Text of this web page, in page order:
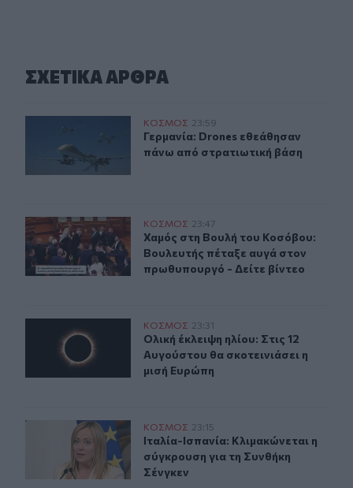
ΣΧΕΤΙΚA AΡΘΡΑ
Γερμανία: Drones εθεάθησαν πάνω από στρατιωτική
ΚΟΣΜΟΣ 23:59
Γερμανία: Drones εθεάθησαν πάνω
Γερμανία: Drones εθεάθησαν
πάνω από στρατιωτική βάση
Χαμός στη Βουλή του Κοσόβου: Βουλευτής πέταξε
ΚΟΣΜΟΣ 23:47
Χαμός στη Βουλή του Κοσόβου:
Χαμός στη Βουλή του Κοσόβου:
Βουλευτής πέταξε αυγά στον
πρωθυπουργό - Δείτε βίντεο
Ολική έκλειψη ηλίου: Στις 12 Αυγούστου θα
ΚΟΣΜΟΣ 23:31
Ολική έκλειψη ηλίου: Στις 12
Ολική έκλειψη ηλίου: Στις 12
Αυγούστου θα σκοτεινιάσει η
μισή Ευρώπη
Ιταλία-Ισπανία: Κλιμακώνεται η σύγκρουση για τη
ΚΟΣΜΟΣ 23:15
Ιταλία-Ισπανία: Κλιμακώνεται η
Ιταλία-Ισπανία: Κλιμακώνεται η
σύγκρουση για τη Συνθήκη
Σένγκεν